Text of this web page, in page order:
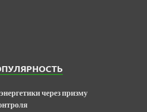
через призму